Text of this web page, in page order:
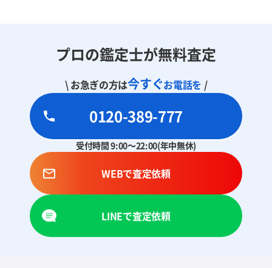
プロの鑑定士が無料査定
\ お急ぎの方は今すぐお電話を /
0120-389-777
受付時間 9:00～22:00(年中無休)
WEBで査定依頼
LINEで査定依頼